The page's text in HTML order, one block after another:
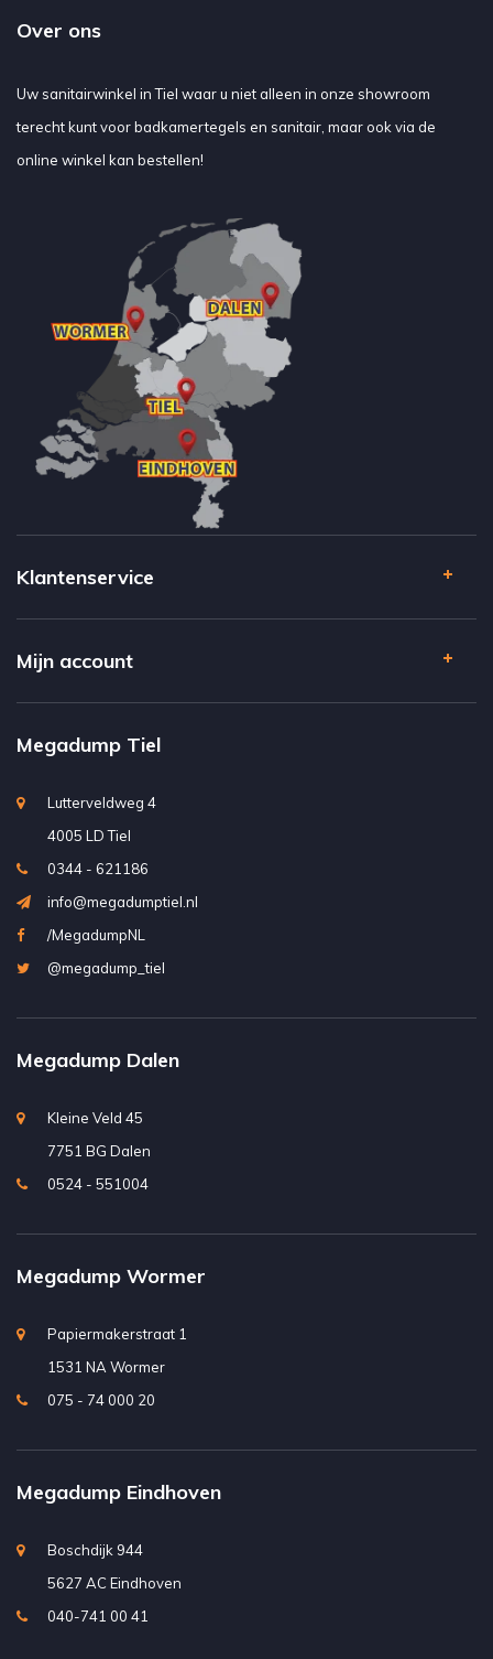
Over ons
Uw sanitairwinkel in Tiel waar u niet alleen in onze showroom
terecht kunt voor badkamertegels en sanitair, maar ook via de
online winkel kan bestellen!
Klantenservice
Mijn account
Megadump Tiel
Lutterveldweg 4
4005 LD Tiel
0344 - 621186
info@megadumptiel.nl
/MegadumpNL
@megadump_tiel
Megadump Dalen
Kleine Veld 45
7751 BG Dalen
0524 - 551004
Megadump Wormer
Papiermakerstraat 1
1531 NA Wormer
075 - 74 000 20
Megadump Eindhoven
Boschdijk 944
5627 AC Eindhoven
040-741 00 41